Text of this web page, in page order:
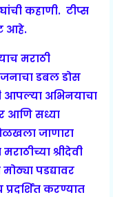
कहाणी. टीप्स
आहे.
मराठी
डबल डोस
आपल्या अभिनयाचा
आणि सध्या
जाणारा
श्रीदेवी
पडद्यावर
करण्यात